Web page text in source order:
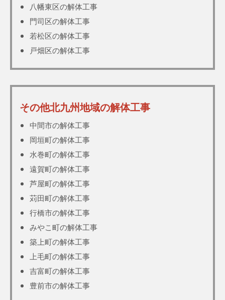
八幡東区の解体工事
門司区の解体工事
若松区の解体工事
戸畑区の解体工事
その他北九州地域の解体工事
中間市の解体工事
岡垣町の解体工事
水巻町の解体工事
遠賀町の解体工事
芦屋町の解体工事
苅田町の解体工事
行橋市の解体工事
みやこ町の解体工事
築上町の解体工事
上毛町の解体工事
吉富町の解体工事
豊前市の解体工事